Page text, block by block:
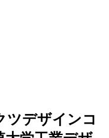
ツデザインコ